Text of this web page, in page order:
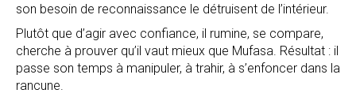
son besoin de reconnaissance le détruisent de l’intérieur.
Plutôt que d’agir avec confiance, il rumine, se compare,
cherche à prouver qu’il vaut mieux que Mufasa. Résultat : il
passe son temps à manipuler, à trahir, à s’enfoncer dans la
rancune.